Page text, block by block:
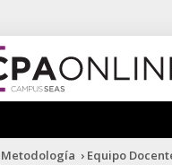
Metodología › Equipo